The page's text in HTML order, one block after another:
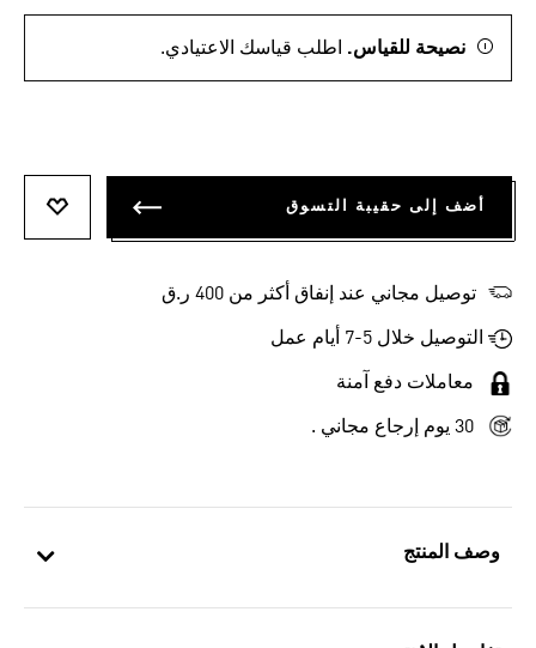
وصف المنتج
نصيحة للقياس. اطلب قياسك الاعتيادي.
أضف إلى حقيبة التسوق
توصيل مجاني عند إنفاق أكثر من 400 ر.ق
التوصيل خلال 5-7 أيام عمل
معاملات دفع آمنة